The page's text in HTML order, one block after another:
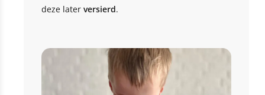
deze later versierd.